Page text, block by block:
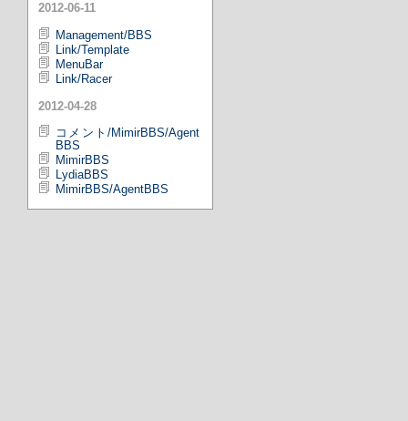
2012-06-11
Management/BBS
Link/Template
MenuBar
Link/Racer
2012-04-28
コメント/MimirBBS/Agent
BBS
MimirBBS
LydiaBBS
MimirBBS/AgentBBS